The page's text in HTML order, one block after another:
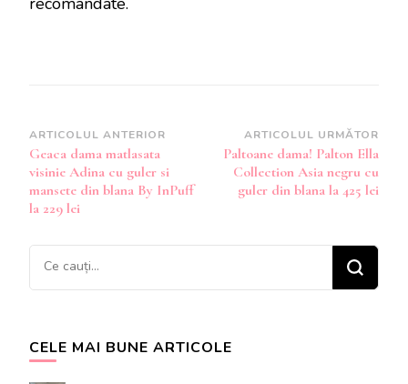
Navigare
în
articole
ARTICOLUL ANTERIOR
Geaca dama matlasata
visinie Adina cu guler si
mansete din blana By InPuff
la 229 lei
ARTICOLUL URMĂTOR
Paltoane dama! Palton Ella
Collection Asia negru cu
guler din blana la 425 lei
Cauți
ceva?
CELE MAI BUNE ARTICOLE